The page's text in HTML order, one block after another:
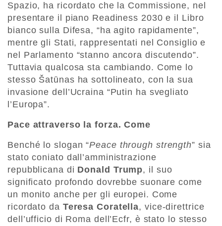
Spazio, ha ricordato che la Commissione, nel
presentare il piano Readiness 2030 e il Libro
bianco sulla Difesa, “ha agito rapidamente”,
mentre gli Stati, rappresentati nel Consiglio e
nel Parlamento “stanno ancora discutendo”.
Tuttavia qualcosa sta cambiando. Come lo
stesso Šatūnas ha sottolineato, con la sua
invasione dell’Ucraina “Putin ha svegliato
l’Europa”.
Pace attraverso la forza. Come
Benché lo slogan “Peace through strength” sia
stato coniato dall’amministrazione
repubblicana di Donald Trump, il suo
significato profondo dovrebbe suonare come
un monito anche per gli europei. Come
ricordato da Teresa Coratella, vice-direttrice
dell’ufficio di Roma dell’Ecfr, è stato lo stesso